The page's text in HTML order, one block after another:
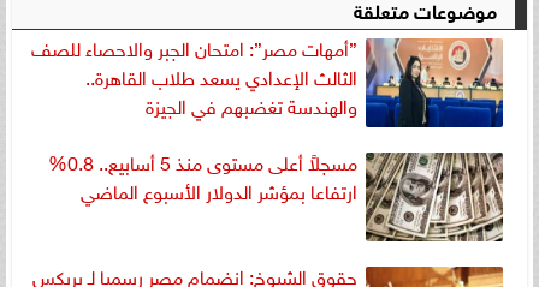
موضوعات متعلقة
”أمهات مصر”: امتحان الجبر والاحصاء للصف
الثالث الإعدادي يسعد طلاب القاهرة..
والهندسة تغضبهم في الجيزة
مسجلاً أعلى مستوى منذ 5 أسابيع.. 0.8%
ارتفاعا بمؤشر الدولار الأسبوع الماضي
حقوق الشيوخ: انضمام مصر رسميا لـ بريكس